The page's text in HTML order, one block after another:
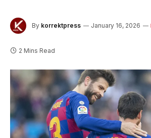
By korrektpress January 16, 2026
2 Mins Read